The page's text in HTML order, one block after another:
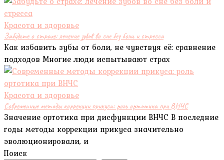
Красота и здоровье
Забудьте о страхе: лечение зубов во сне без боли и стресса
Как избавить зубы от боли, не чувствуя её: сравнение
подходов Многие люди испытывают страх
Красота и здоровье
Современные методы коррекции прикуса: роль ортотика при ВНЧС
Значение ортотика при дисфункции ВНЧС В последние
годы методы коррекции прикуса значительно
эволюционировали, и
Поиск